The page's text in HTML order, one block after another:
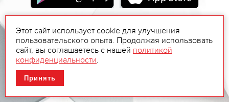
Этот сайт использует cookie для улучшения
пользовательского опыта. Продолжая использовать
сайт, вы соглашаетесь с нашей политикой
конфиденциальности.
Принять